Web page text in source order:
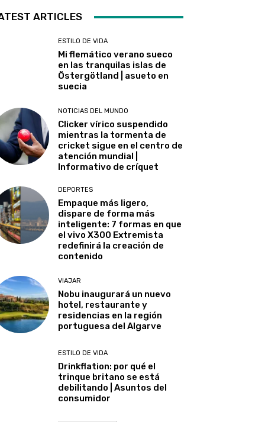
ARTICLES
ESTILO DE VIDA
Mi flemático verano sueco
en las tranquilas islas de
Östergötland | asueto en
suecia
NOTICIAS DEL MUNDO
Clicker vírico suspendido
mientras la tormenta de
cricket sigue en el centro de
atención mundial |
Informativo de críquet
DEPORTES
Empaque más ligero,
dispare de forma más
inteligente: 7 formas en que
el vivo X300 Extremista
redefinirá la creación de
contenido
VIAJAR
Nobu inaugurará un nuevo
hotel, restaurante y
residencias en la región
portuguesa del Algarve
ESTILO DE VIDA
Drinkflation: por qué el
trinque britano se está
debilitando | Asuntos del
consumidor